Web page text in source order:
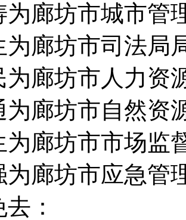
为廊坊市城市管
为廊坊市司法局
为廊坊市人力资
为廊坊市自然资
为廊坊市市场监
为廊坊市应急管
：